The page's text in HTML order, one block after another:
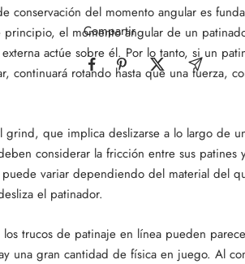
Compartir
conservación del momento angular es
principio, el momento angular de un
actúe sobre él. Por lo tanto, si un
continuará rotando hasta que una fuerza,
grind, que implica deslizarse a lo largo de
considerar la fricción entre sus patines
variar dependiendo del material del
el patinador.
trucos de patinaje en línea pueden
una gran cantidad de física en juego. Al